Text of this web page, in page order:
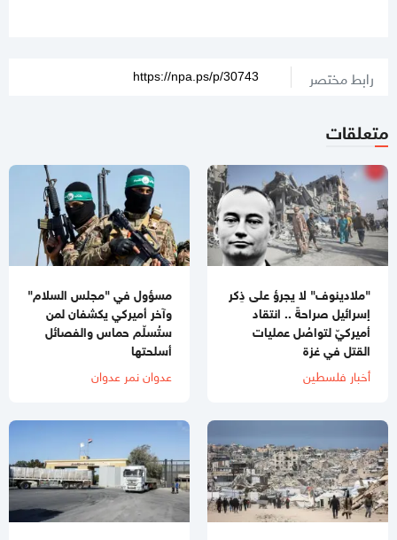
رابط مختصر
متعلقات
"ملادينوف" لا يجرؤ على ذِكر
إسرائيل صراحةً .. انتقاد
أميركيّ لتواصُل عمليات
القتل في غزة
أخبار فلسطين
مسؤول في "مجلس السلام"
وآخر أميركي يكشفان لمن
ستُسلّم حماس والفصائل
أسلحتها
عدوان نمر عدوان